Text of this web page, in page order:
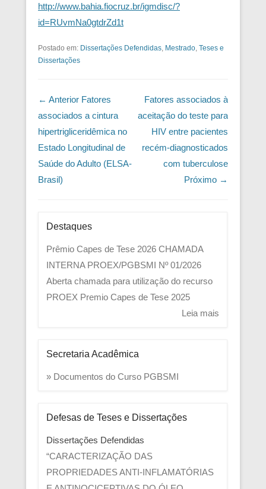
http://www.bahia.fiocruz.br/igmdisc/?
id=RUvmNa0gtdrZd1t
Postado em: Dissertações Defendidas, Mestrado, Teses e
Dissertações
Navegação das Postagens
← Anterior Fatores
associados a cintura
hipertrigliceridêmica no
Estado Longitudinal de
Saúde do Adulto (ELSA-
Brasil)
Fatores associados à
aceitação do teste para
HIV entre pacientes
recém-diagnosticados
com tuberculose
Próximo →
Destaques
Prêmio Capes de Tese 2026 CHAMADA
INTERNA PROEX/PGBSMI Nº 01/2026
Aberta chamada para utilização do recurso
PROEX Premio Capes de Tese 2025
Leia mais
Secretaria Acadêmica
» Documentos do Curso PGBSMI
Defesas de Teses e Dissertações
Dissertações Defendidas
“CARACTERIZAÇÃO DAS
PROPRIEDADES ANTI-INFLAMATÓRIAS